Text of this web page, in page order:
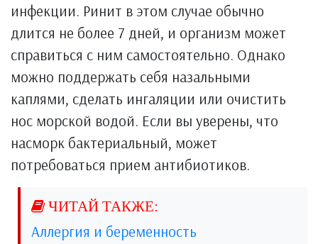
инфекции. Ринит в этом случае обычно
длится не более 7 дней, и организм может
справиться с ним самостоятельно. Однако
можно поддержать себя назальными
каплями, сделать ингаляции или очистить
нос морской водой. Если вы уверены, что
насморк бактериальный, может
потребоваться прием антибиотиков.
Аллергия и беременность